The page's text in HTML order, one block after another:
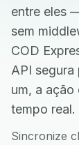
entre eles
sem
COD
API
um, a
tempo real.
Sincronize